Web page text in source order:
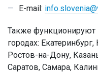
E-mail:
Также
городах:
Ростов-на-Дону,
Саратов, Самара,